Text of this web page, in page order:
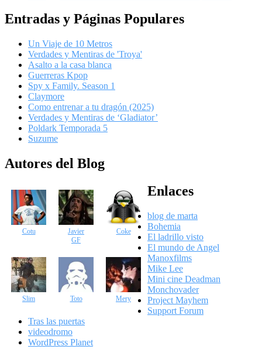
Entradas y Páginas Populares
Un Viaje de 10 Metros
Verdades y Mentiras de 'Troya'
Asalto a la casa blanca
Guerreras Kpop
Spy x Family. Season 1
Claymore
Como entrenar a tu dragón (2025)
Verdades y Mentiras de ‘Gladiator’
Poldark Temporada 5
Suzume
Autores del Blog
Cotu
Javier
GF
Coke
Slim Toto Mery
Enlaces
blog de marta
Bohemia
El ladrillo visto
El mundo de Angel
Manoxfilms
Mike Lee
Mini cine Deadman
Monchovader
Project Mayhem
Support Forum
Tras las puertas
videodromo
WordPress Planet